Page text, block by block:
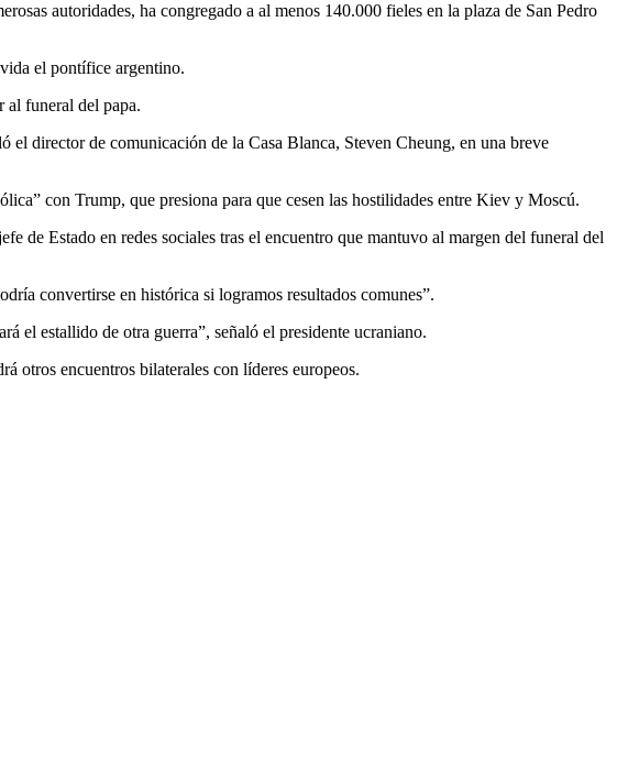
autoridades, ha congregado a al menos 140.000 fieles en la plaza de San Pedro
el pontífice argentino.
al funeral del papa.
director de comunicación de la Casa Blanca, Steven Cheung, en una breve
con Trump, que presiona para que cesen las hostilidades entre Kiev y Moscú.
de Estado en redes sociales tras el encuentro que mantuvo al margen del funeral del
convertirse en histórica si logramos resultados comunes”.
el estallido de otra guerra”, señaló el presidente ucraniano.
otros encuentros bilaterales con líderes europeos.